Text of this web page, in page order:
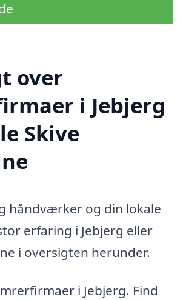
over
i Jebjerg
Skive
håndværker og din lokale
erfaring i Jebjerg eller
i oversigten herunder.
i Jebjerg. Find